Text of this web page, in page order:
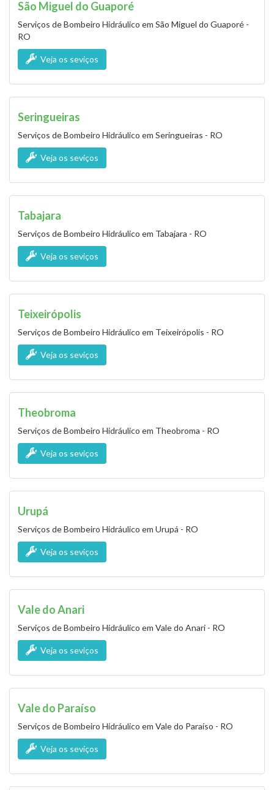
São Miguel do Guaporé
Serviços de Bombeiro Hidráulico em São Miguel do Guaporé -
RO
Veja os seviços
Seringueiras
Serviços de Bombeiro Hidráulico em Seringueiras - RO
Veja os seviços
Tabajara
Serviços de Bombeiro Hidráulico em Tabajara - RO
Veja os seviços
Teixeirópolis
Serviços de Bombeiro Hidráulico em Teixeirópolis - RO
Veja os seviços
Theobroma
Serviços de Bombeiro Hidráulico em Theobroma - RO
Veja os seviços
Urupá
Serviços de Bombeiro Hidráulico em Urupá - RO
Veja os seviços
Vale do Anari
Serviços de Bombeiro Hidráulico em Vale do Anari - RO
Veja os seviços
Vale do Paraíso
Serviços de Bombeiro Hidráulico em Vale do Paraíso - RO
Veja os seviços